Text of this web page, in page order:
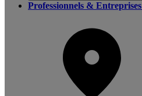
Professionnels & Entreprises